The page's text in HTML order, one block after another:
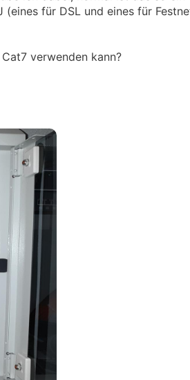
für DSL und eines für
verwenden kann?